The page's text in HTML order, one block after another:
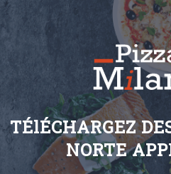
TÉlÉCHARGEZ
NORTE